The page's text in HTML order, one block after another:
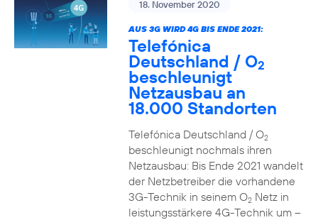
18. November 2020
AUS 3G WIRD 4G BIS ENDE 2021:
Telefónica
Deutschland / O2
beschleunigt
Netzausbau an
18.000 Standorten
Telefónica Deutschland / O2
beschleunigt nochmals ihren
Netzausbau: Bis Ende 2021 wandelt
der Netzbetreiber die vorhandene
3G-Technik in seinem O2Netz in
leistungsstärkere 4G-Technik um –